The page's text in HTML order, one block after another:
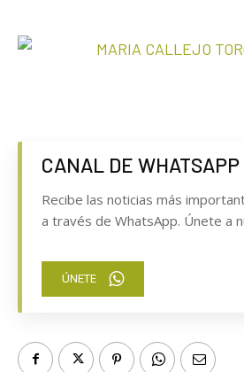
CANAL DE
Recibe las noticias más
a través de WhatsApp. Únete a
ÚNETE